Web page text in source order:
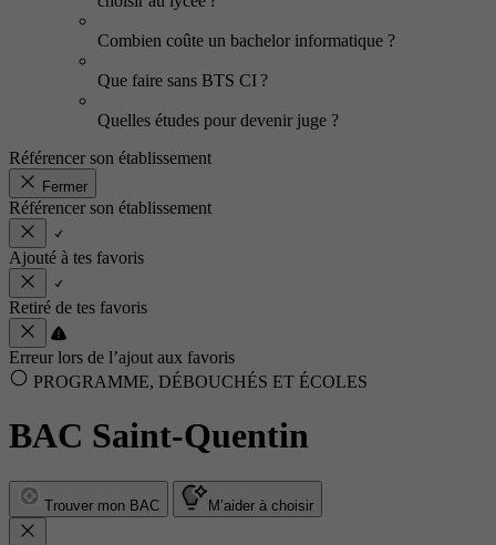
Combien coûte un bachelor informatique ?
Que faire sans BTS CI ?
Quelles études pour devenir juge ?
Référencer son établissement
Fermer
Référencer son établissement
Ajouté à tes favoris
Retiré de tes favoris
Erreur lors de l’ajout aux favoris
PROGRAMME, DÉBOUCHÉS ET ÉCOLES
BAC Saint-Quentin
Trouver mon BAC M’aider à choisir